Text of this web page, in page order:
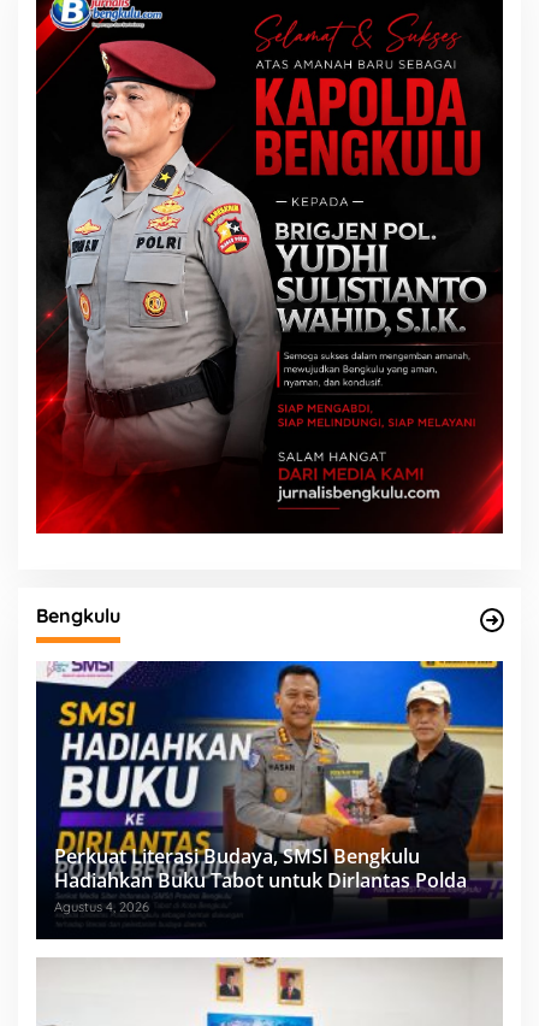
Bengkulu
Perkuat Literasi Budaya, SMSI Bengkulu
Hadiahkan Buku Tabot untuk Dirlantas Polda
Agustus 4, 2026